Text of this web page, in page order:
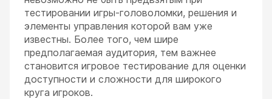
тестировании игры-головоломки, решения и
элементы управления которой вам уже
известны. Более того, чем шире
предполагаемая аудитория, тем важнее
становится игровое тестирование для оценки
доступности и сложности для широкого
круга игроков.